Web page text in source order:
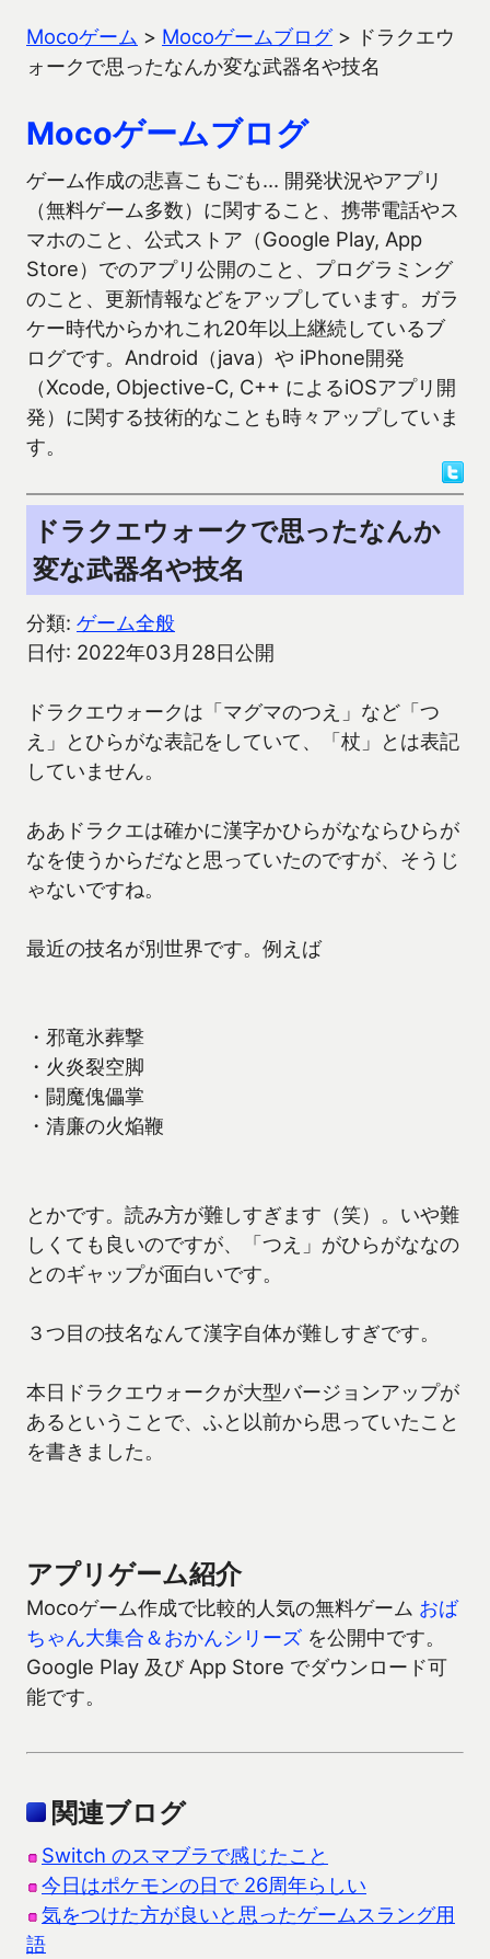
Mocoゲーム > Mocoゲームブログ> ドラクエウ
ォークで思ったなんか変な武器名や技名
Mocoゲームブログ
ゲーム作成の悲喜こもごも… 開発状況やアプリ
（無料ゲーム多数）に関すること、携帯電話やス
マホのこと、公式ストア（Google Play, App
Store）でのアプリ公開のこと、プログラミング
のこと、更新情報などをアップしています。ガラ
ケー時代からかれこれ20年以上継続しているブ
ログです。Android（java）や iPhone開発
（Xcode, Objective-C, C++ によるiOSアプリ開
発）に関する技術的なことも時々アップしていま
す。
ドラクエウォークで思ったなんか
変な武器名や技名
分類: ゲーム全般
日付: 2022年03月28日公開
ドラクエウォークは「マグマのつえ」など「つ
え」とひらがな表記をしていて、「杖」とは表記
していません。
ああドラクエは確かに漢字かひらがなならひらが
なを使うからだなと思っていたのですが、そうじ
ゃないですね。
最近の技名が別世界です。例えば
・邪竜氷葬撃
・火炎裂空脚
・闘魔傀儡掌
・清廉の火焔鞭
とかです。読み方が難しすぎます（笑）。いや難
しくても良いのですが、「つえ」がひらがななの
とのギャップが面白いです。
３つ目の技名なんて漢字自体が難しすぎです。
本日ドラクエウォークが大型バージョンアップが
あるということで、ふと以前から思っていたこと
を書きました。
アプリゲーム紹介
Mocoゲーム作成で比較的人気の無料ゲーム おば
ちゃん大集合＆おかんシリーズ を公開中です。
Google Play 及び App Store でダウンロード可
能です。
関連ブログ
Switch のスマブラで感じたこと
今日はポケモンの日で 26周年らしい
気をつけた方が良いと思ったゲームスラング用
語